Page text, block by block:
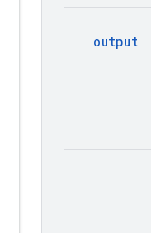
output